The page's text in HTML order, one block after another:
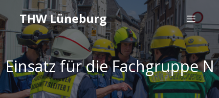
THW Lüneburg
Einsatz für die Fachgruppe N